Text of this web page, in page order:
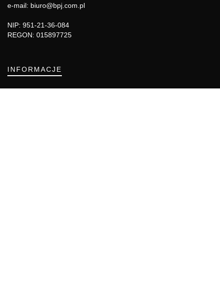
e-mail: biuro@bpj.com.pl
NIP: 951-21-36-084
REGON: 015897725
INFORMACJE